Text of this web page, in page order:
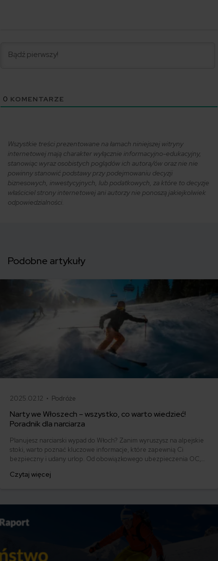
0 KOMENTARZE
Wszystkie treści prezentowane na łamach niniejszej witryny
internetowej mają charakter wyłącznie informacyjno-edukacyjny,
stanowiąc wyraz osobistych poglądów ich autora/ów oraz nie nie
powinny stanowić podstawy przy podejmowaniu decyzji
biznesowych, inwestycyjnych, lub podatkowych, za które to decyzje
właściciel strony internetowej ani autorzy nie ponoszą jakiejkolwiek
odpowiedzialności.
Podobne artykuły
2025.02.12 • Podróże
Narty we Włoszech – wszystko, co warto wiedzieć!
Poradnik dla narciarza
Planujesz narciarski wypad do Włoch? Zanim wyruszysz na alpejskie
stoki, warto poznać kluczowe informacje, które zapewnią Ci
bezpieczny i udany urlop. Od obowiązkowego ubezpieczenia OC,
przygotowanie to podstawa. Odkryj, na co zwrócić uwagę, by w pełni
Czytaj więcej